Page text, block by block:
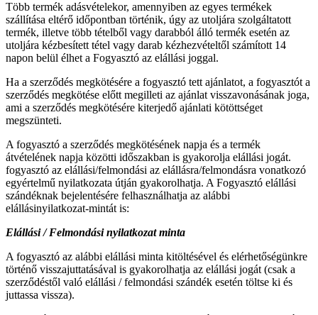
Több termék adásvételekor, amennyiben az egyes termékek
szállítása eltérő időpontban történik, úgy az utoljára szolgáltatott
termék, illetve több tételből vagy darabból álló termék esetén az
utoljára kézbesített tétel vagy darab kézhezvételtől számított 14
napon belül élhet a Fogyasztó az elállási joggal.
Ha a szerződés megkötésére a fogyasztó tett ajánlatot, a fogyasztót a
szerződés megkötése előtt megilleti az ajánlat visszavonásának joga,
ami a szerződés megkötésére kiterjedő ajánlati kötöttséget
megszünteti.
A fogyasztó a szerződés megkötésének napja és a termék
átvételének napja közötti időszakban is gyakorolja elállási jogát.
fogyasztó az elállási/felmondási az elállásra/felmondásra vonatkozó
egyértelmű nyilatkozata útján gyakorolhatja. A Fogyasztó elállási
szándéknak bejelentésére felhasználhatja az alábbi
elállásinyilatkozat-mintát is:
Elállási / Felmondási nyilatkozat minta
A fogyasztó az alábbi elállási minta kitöltésével és elérhetőségünkre
történő visszajuttatásával is gyakorolhatja az elállási jogát (csak a
szerződéstől való elállási / felmondási szándék esetén töltse ki és
juttassa vissza).